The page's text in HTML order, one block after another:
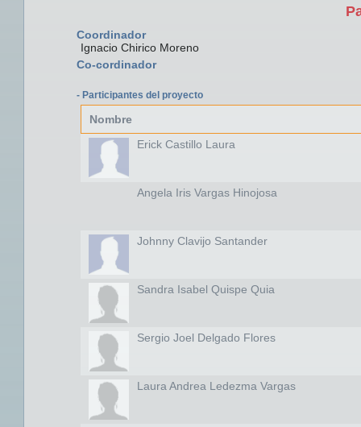
Coordinador
Ignacio Chirico Moreno
Co-cordinador
- Participantes del proyecto
Nombre
Erick Castillo Laura
Angela Iris Vargas Hinojosa
Johnny Clavijo Santander
Sandra Isabel Quispe Quia
Sergio Joel Delgado Flores
Laura Andrea Ledezma Vargas